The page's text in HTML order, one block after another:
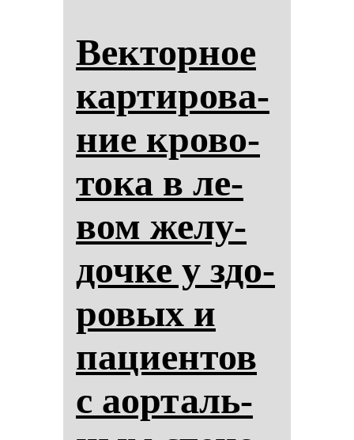
Век­тор­ное
кар­ти­ро­ва­
ние кро­во­
то­ка в ле­
вом же­лу­
доч­ке у здо­
ро­вых и
па­ци­ен­тов
с аор­таль­